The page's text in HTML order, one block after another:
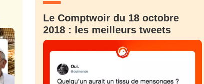
Le Comptwoir du 18 octobre
2018 : les meilleurs tweets